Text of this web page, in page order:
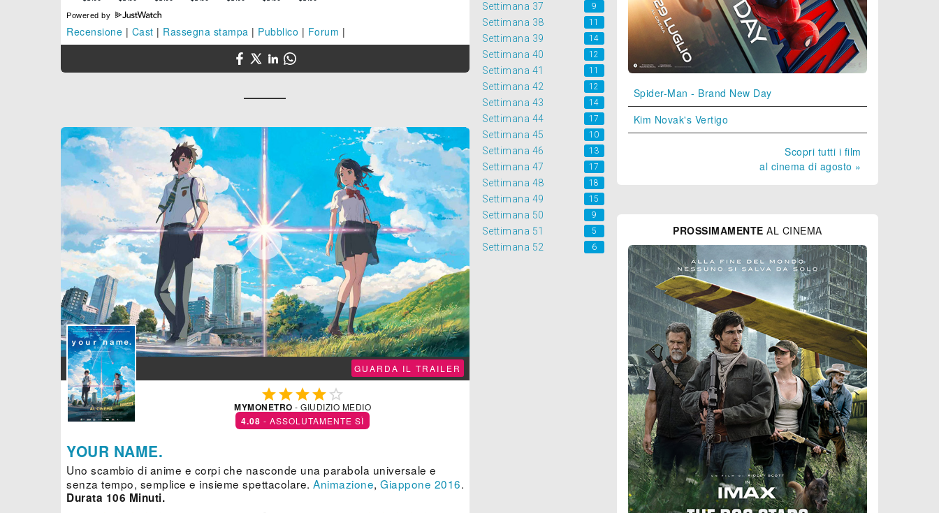
Powered by
Recensione | Cast | Rassegna stampa | Pubblico | Forum |

GUARDA IL TRAILER
 
MYMONETRO - GIUDIZIO MEDIO
4.08 - ASSOLUTAMENTE SÌ
YOUR NAME.
Uno scambio di anime e corpi che nasconde una parabola universale e
senza tempo, semplice e insieme spettacolare. Animazione, Giappone 2016.
Durata 106 Minuti.
Settimana 37 9
Settimana 38 11
Settimana 39 14
Settimana 40 12
Settimana 41 11
Settimana 42 12
Settimana 43 14
Settimana 44 17
Settimana 45 10
Settimana 46 13
Settimana 47 17
Settimana 48 18
Settimana 49 15
Settimana 50 9
Settimana 51 5
Settimana 52 6
Spider-Man - Brand New Day
Kim Novak's Vertigo
Scopri tutti i film
al cinema di agosto »
PROSSIMAMENTE AL CINEMA